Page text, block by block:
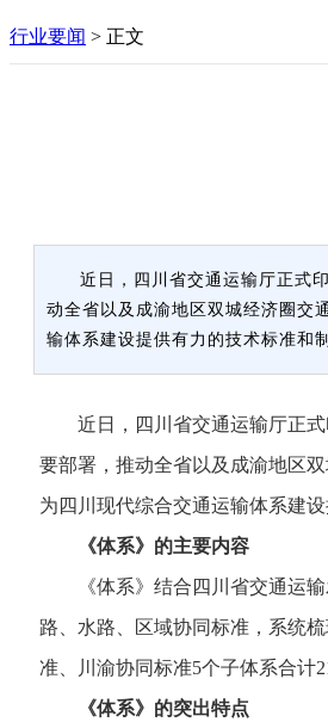
行业要闻 > 正文
近日，四川省交通运输厅正式
动全省以及成渝地区双城经济圈交
输体系建设提供有力的技术标准和
近日，四川省交通运输厅正式
要部署，推动全省以及成渝地区
为四川现代综合交通运输体系建
《体系》的主要内容
《体系》结合四川省交通运输
路、水路、区域协同标准，系统
准、川渝协同标准5个子体系合计
《体系》的突出特点